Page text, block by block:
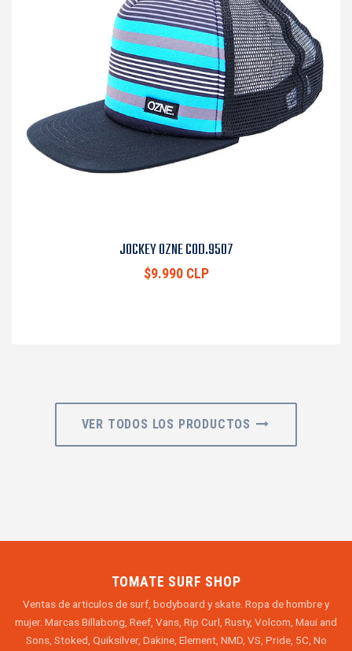
JOCKEY OZNE COD.9507
$9.990 CLP
VER TODOS LOS PRODUCTOS
TOMATE SURF SHOP
Ventas de articulos de surf, bodyboard y skate. Ropa de hombre y
mujer. Marcas Billabong, Reef, Vans, Rip Curl, Rusty, Volcom, Maui and
Sons, Stoked, Quiksilver, Dakine, Element, NMD, VS, Pride, 5C, No